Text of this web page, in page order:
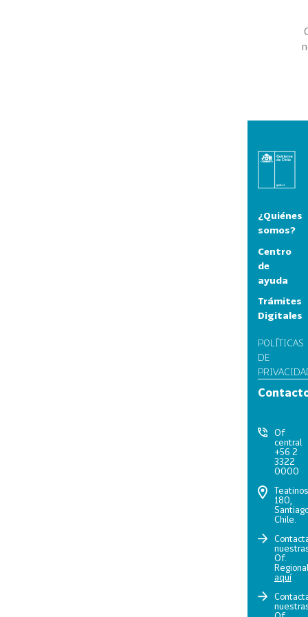
¿Quiénes
somos?
Centro
de
ayuda
Trámites
Digitales
POLÍTICAS
DE
Of
central
+56 2
3322
0000
Teatinos
180,
Chile.
Of.
aquí